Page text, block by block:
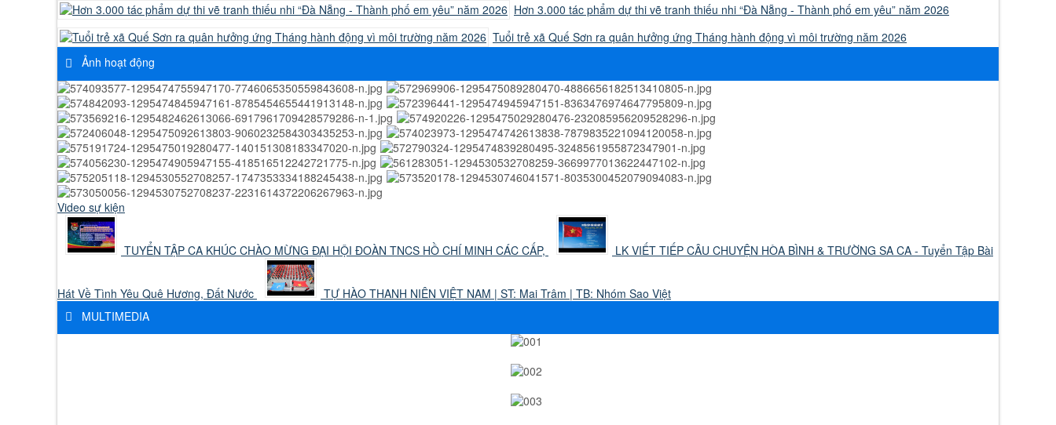
Hơn 3.000 tác phẩm dự thi vẽ tranh thiếu nhi “Đà Nẵng - Thành phố em yêu” năm 2026
Tuổi trẻ xã Quế Sơn ra quân hưởng ứng Tháng hành động vì môi trường năm 2026
Ảnh hoạt động
Video sự kiện
TUYỂN TẬP CA KHÚC CHÀO MỪNG ĐẠI HỘI ĐOÀN TNCS HỒ CHÍ MINH CÁC CẤP, LK VIẾT TIẾP CÂU CHUYỆN HÒA BÌNH & TRƯỜNG SA CA - Tuyển Tập Bài
Hát Về Tình Yêu Quê Hương, Đất Nước
TỰ HÀO THANH NIÊN VIỆT NAM | ST: Mai Trâm | TB: Nhóm Sao Việt
MULTIMEDIA